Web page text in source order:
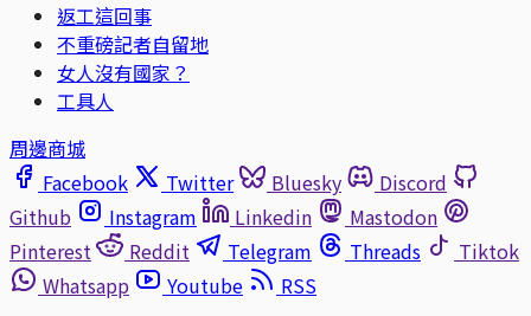
返工這回事
不重磅記者自留地
女人沒有國家？
工具人
周邊商城
Facebook
Twitter Bluesky
Discord
Github
Instagram Linkedin
Mastodon
Pinterest
Reddit Telegram Threads
Tiktok
Whatsapp
Youtube
RSS